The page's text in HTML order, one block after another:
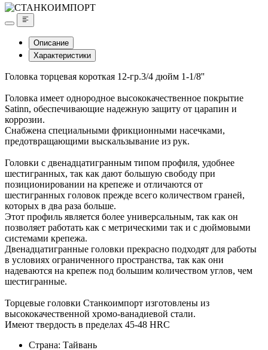
Описание
Характеристики
Головка торцевая короткая 12-гр.3/4 дюйм 1-1/8''
Головка имеет однородное высококачественное покрытие
Satinn, обеспечивающие надежную защиту от царапин и
коррозии.
Снабжена специальными фрикционными насечками,
предотвращающими выскальзывание из рук.
Головки с двенадцатигранным типом профиля, удобнее
шестигранных, так как дают большую свободу при
позиционировании на крепеже и отличаются от
шестигранных головок прежде всего количеством граней,
которых в два раза больше.
Этот профиль является более универсальным, так как он
позволяет работать как с метрическими так и с дюймовыми
системами крепежа.
Двенадцатигранные головки прекрасно подходят для работы
в условиях ограниченного пространства, так как они
надеваются на крепеж под большим количеством углов, чем
шестигранные.
Торцевые головки Станкоимпорт изготовлены из
высококачественной хромо-ванадиевой стали.
Имеют твердость в пределах 45-48 HRC
Страна: Тайвань